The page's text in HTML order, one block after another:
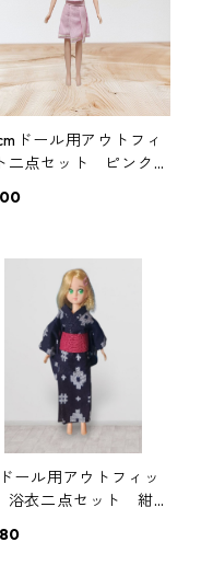
ドール用アウトフィ
二点セット ピンクの
アイドル 変身ヒロ
ール用アウトフィッ
浴衣二点セット 紺色